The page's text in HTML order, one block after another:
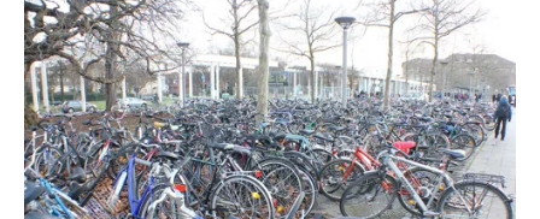
根據美國交通部的數據，高達41%的行人與55%的自行車
受傷事故都發生在十字路口。傳統的十字路口對行人與自
行車騎士並不友善，因為它們是為汽車設計的。自行車左
轉時，可能意味著要併入擁擠的車流，或是在毫無保護的
車陣中等待車流淨空。在穿越路口時，則可能遇到注意力
不集中的駕駛，右轉撞上直行自行車騎士的「右鉤式」碰
撞風險。由荷蘭政府贊助的機構荷蘭自行車大使（Dutch
Cycling Embassy），專門協助荷蘭自行車產業向外拓展